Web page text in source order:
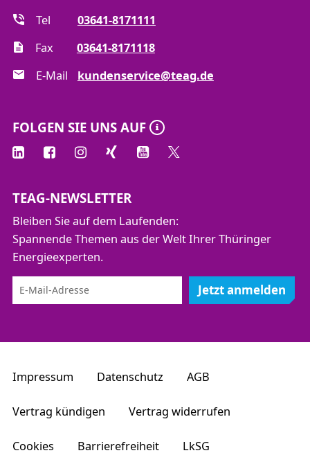
Tel
03641-8171111
Fax
03641-8171118
E-Mail
kundenservice@teag.de
FOLGEN SIE UNS AUF
TEAG-NEWSLETTER
Bleiben Sie auf dem Laufenden:
Spannende Themen aus der Welt Ihrer Thüringer
Energieexperten.
Jetzt anmelden
Impressum Datenschutz AGB
Vertrag kündigen Vertrag widerrufen
Cookies Barrierefreiheit LkSG